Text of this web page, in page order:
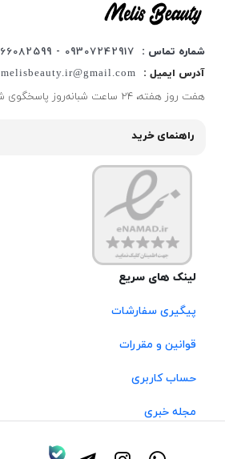
شماره تماس :
09307242917 - 02166082599
آدرس ایمیل :
melisbeauty.ir@gmail.com
هفت روز هفته، ۲۴ ساعت شبانه‌روز پاسخگوی شما هستیم.
راهنمای خرید
لینک های سریع
پیگیری سفارشات
قوانین و مقررات
حساب کاربری
مجله خبری